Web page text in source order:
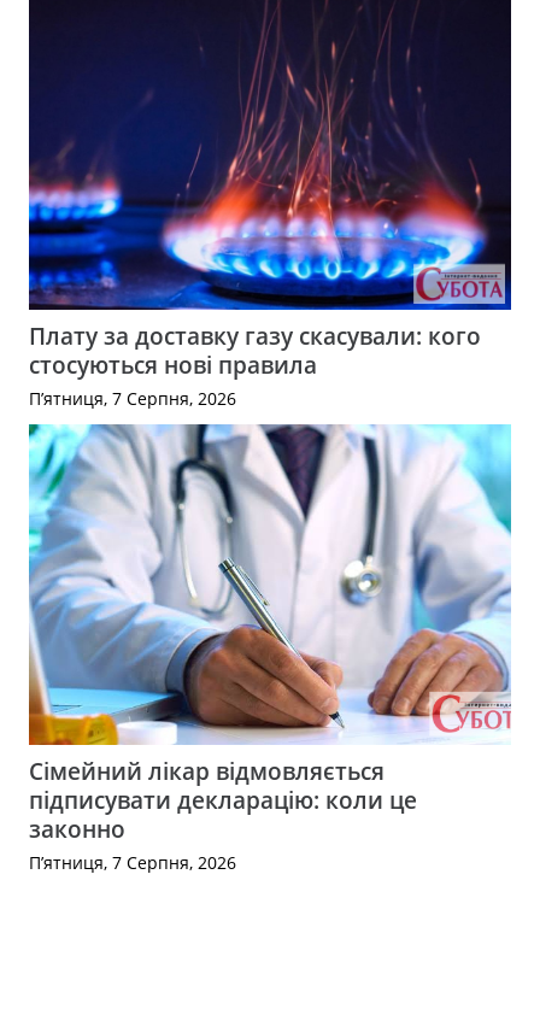
Плату за доставку газу скасували: кого
стосуються нові правила
П’ятниця, 7 Серпня, 2026
Сімейний лікар відмовляється
підписувати декларацію: коли це
законно
П’ятниця, 7 Серпня, 2026